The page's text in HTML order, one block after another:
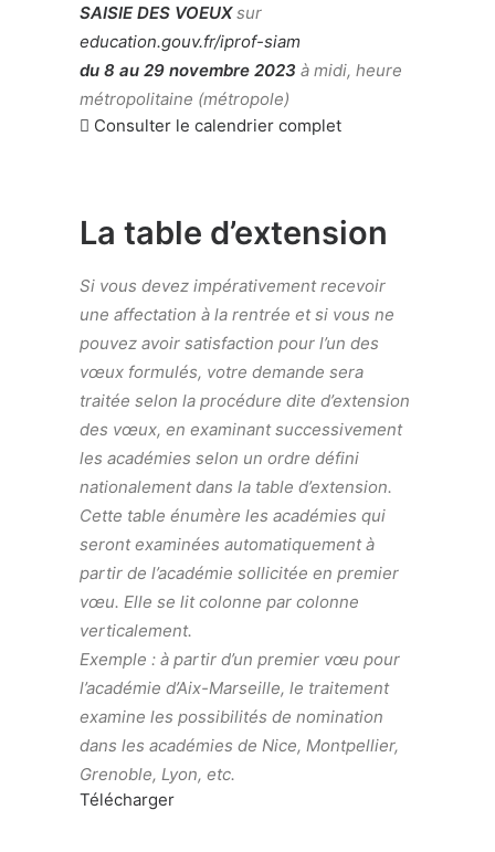
SAISIE DES VOEUXsur
education.gouv.fr/iprof-siam
du 8 au 29 novembre 2023 à midi, heure
métropolitaine (métropole)
Consulter le calendrier complet
La table d’extension
Si vous devez impérativement recevoir
une affectation à la rentrée et si vous ne
pouvez avoir satisfaction pour l’un des
vœux formulés, votre demande sera
traitée selon la procédure dite d’extension
des vœux, en examinant successivement
les académies selon un ordre défini
nationalement dans la table d’extension.
Cette table énumère les académies qui
seront examinées automatiquement à
partir de l’académie sollicitée en premier
vœu. Elle se lit colonne par colonne
verticalement.
Exemple : à partir d’un premier vœu pour
l’académie d’Aix-Marseille, le traitement
examine les possibilités de nomination
dans les académies de Nice, Montpellier,
Grenoble, Lyon, etc.
Télécharger